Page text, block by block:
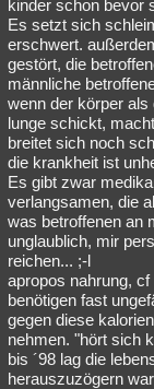
kinder schon bevor
Es setzt sich
erschwert.
gestört, die
männliche
wenn der körper als
lunge schickt,
breitet sich noch
die krankheit ist
Es gibt zwar
verlangsamen, die
was betroffenen an
unglaublich, mir
reichen... ;-l
apropos nahrung,
benötigen fast
gegen diese
nehmen. "hört sich
bis ´98 lag die
herauszuzögern